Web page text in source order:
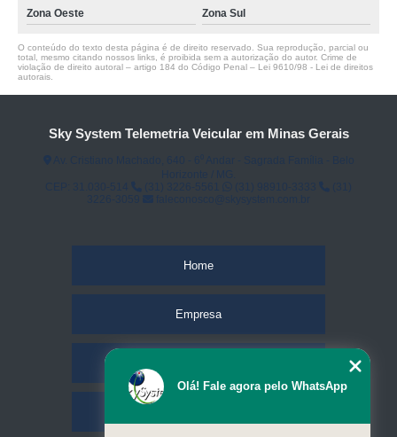
Zona Oeste Zona Sul
O conteúdo do texto desta página é de direito reservado. Sua reprodução, parcial ou
total, mesmo citando nossos links, é proibida sem a autorização do autor. Crime de
violação de direito autoral – artigo 184 do Código Penal – Lei 9610/98 - Lei de direitos
autorais
Sky System Telemetria Veicular em Minas Gerais
Home
Empresa
Olá! Fale agora pelo WhatsApp